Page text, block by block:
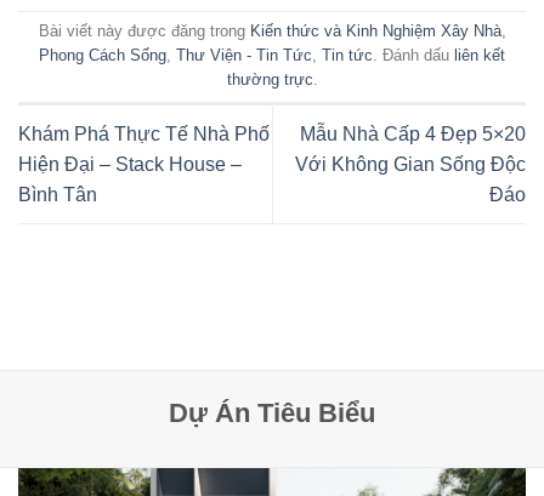
Bài viết này được đăng trong Kiến thức và Kinh Nghiệm Xây Nhà,
Phong Cách Sống, Thư Viện - Tin Tức, Tin tức. Đánh dấu liên kết
thường trực.
Khám Phá Thực Tế Nhà Phố
Hiện Đại – Stack House –
Bình Tân
Mẫu Nhà Cấp 4 Đẹp 5×20
Với Không Gian Sống Độc
Đáo
Dự Án Tiêu Biểu